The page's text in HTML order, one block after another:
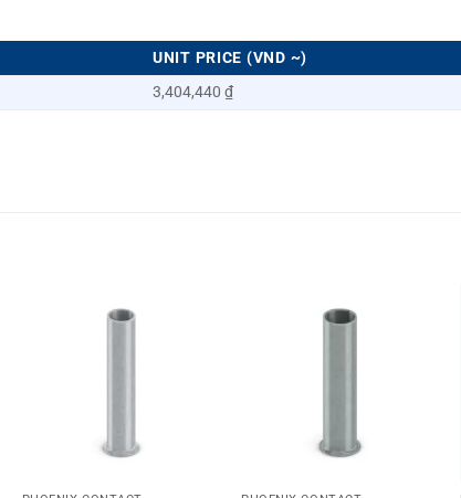
UNIT PRICE (VND ~)
3,404,440 ₫